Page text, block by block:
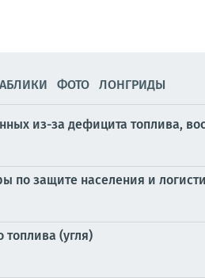
ФОТО ЛОНГРИДЫ
из-за дефицита топлива,
по защите населения и
(угля)